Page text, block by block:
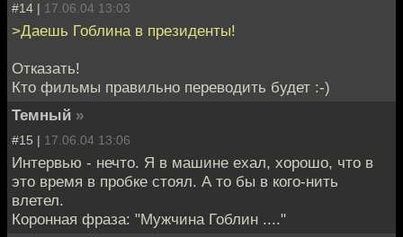
#14 | 17.06.04 13:03
>Даешь Гоблина в президенты!
Отказать!
Кто фильмы правильно переводить будет :-)
Темный »
#15 | 17.06.04 13:06
Интервью - нечто. Я в машине ехал, хорошо, что в
это время в пробке стоял. А то бы в кого-нить
влетел.
Коронная фраза: "Мужчина Гоблин ...."